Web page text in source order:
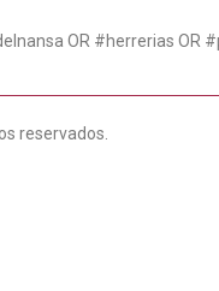
OR #herrerias OR
reservados.